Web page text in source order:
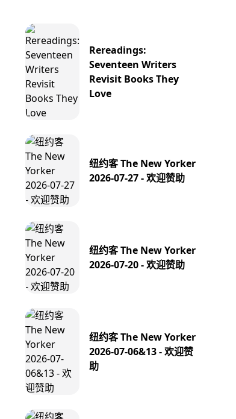
Rereadings:
Seventeen Writers
Revisit Books They
Love
纽约客 The New Yorker
2026-07-27 - 欢迎赞助
纽约客 The New Yorker
2026-07-20 - 欢迎赞助
纽约客 The New Yorker
2026-07-06&13 - 欢迎赞
助